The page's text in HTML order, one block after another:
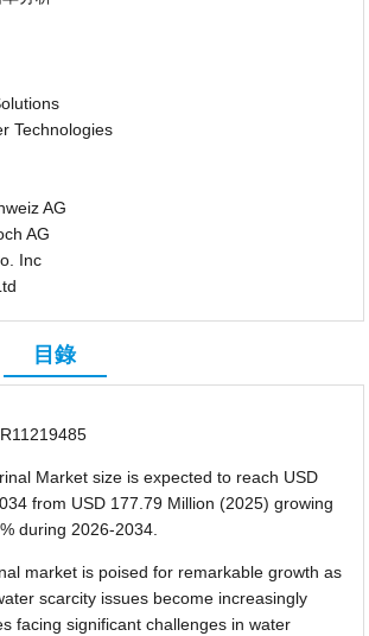
Technologies
AG
AG
Inc
目錄
Market size is expected to reach USD
from USD 177.79 Million (2025) growing
during 2026-2034.
market is poised for remarkable growth as
scarcity issues become increasingly
facing significant challenges in water